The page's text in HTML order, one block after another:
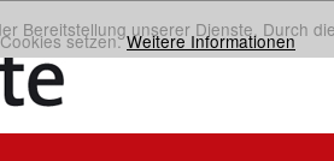
Bereitstellung unserer Dienste. Durch
setzen.Weitere Informationen